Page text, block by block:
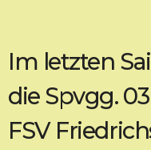
Im letzten
die Spvgg.
FSV